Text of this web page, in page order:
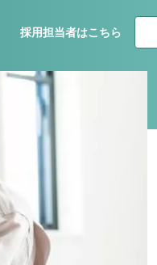
採用担当者はこちら